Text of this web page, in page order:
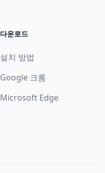
다운로드
설치 방법
Google 크롬
Microsoft Edge